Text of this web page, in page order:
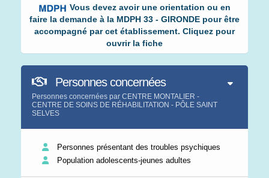
Vous devez avoir une orientation ou en
faire la demande à la MDPH 33 - GIRONDE pour être
accompagné par cet établissement. Cliquez pour
ouvrir la fiche
Personnes concernées
Personnes concernées par CENTRE MONTALIER -
CENTRE DE SOINS DE RÉHABILITATION - PÔLE SAINT
SELVES
Personnes présentant des troubles psychiques
Population adolescents-jeunes adultes